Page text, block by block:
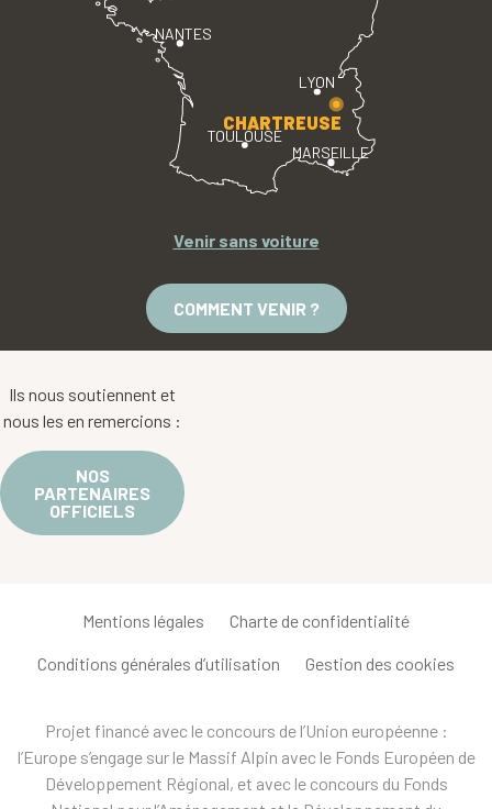
LYON
TOULOUSE
MARSEILLE
NANTES
CHARTREUSE
Venir sans voiture
COMMENT VENIR ?
Ils nous soutiennent et
nous les en remercions :
NOS
PARTENAIRES
OFFICIELS
Mentions légales Charte de confidentialité
Conditions générales d’utilisation Gestion des cookies
Projet financé avec le concours de l’Union européenne :
l’Europe s’engage sur le Massif Alpin avec le Fonds Européen de
Développement Régional, et avec le concours du Fonds